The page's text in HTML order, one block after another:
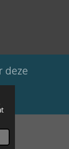
deze